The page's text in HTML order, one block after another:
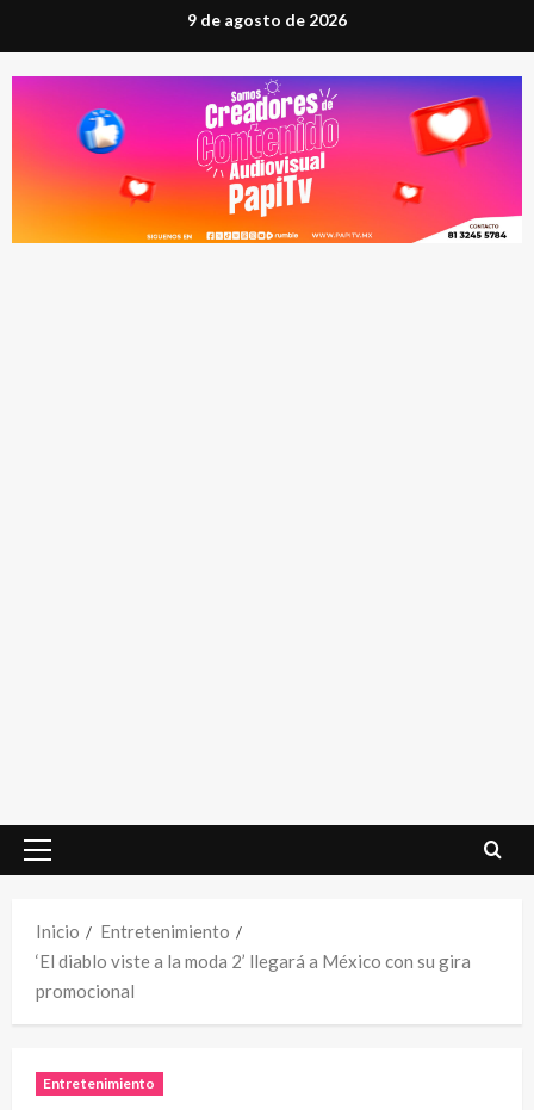
al
contenido
9 de agosto de 2026
Menú
Inicio
Entretenimiento
‘El diablo viste a la moda 2’ llegará a México con su gira
promocional
Entretenimiento